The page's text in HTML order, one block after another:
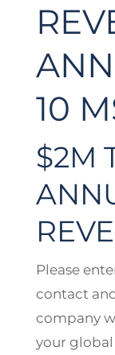
10
$2M
Please
contact
company
your global